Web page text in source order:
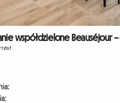
współdzielone Beauséjour
tytuł